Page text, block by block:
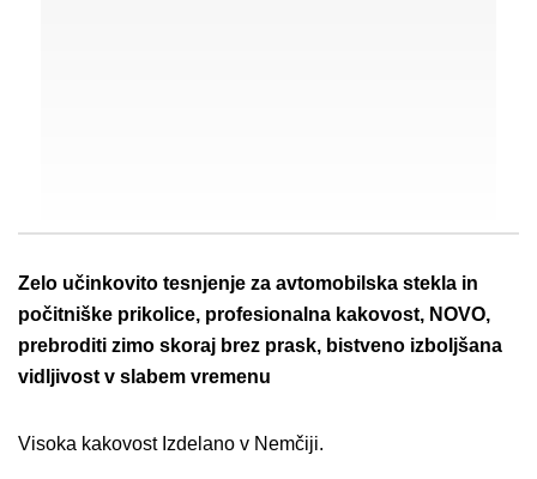
Zelo učinkovito tesnjenje za avtomobilska stekla in
počitniške prikolice, profesionalna kakovost, NOVO,
prebroditi zimo skoraj brez prask, bistveno izboljšana
vidljivost v slabem vremenu
Visoka kakovost Izdelano v Nemčiji.